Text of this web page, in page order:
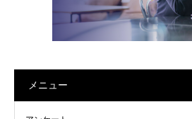
メニュー